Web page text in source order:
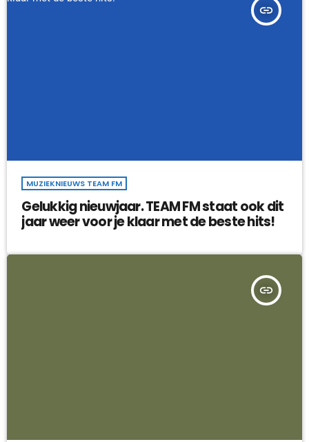
insert_link
MUZIEKNIEUWS TEAM FM
Gelukkig nieuwjaar. TEAM FM staat ook dit
jaar weer voor je klaar met de beste hits!
insert_link